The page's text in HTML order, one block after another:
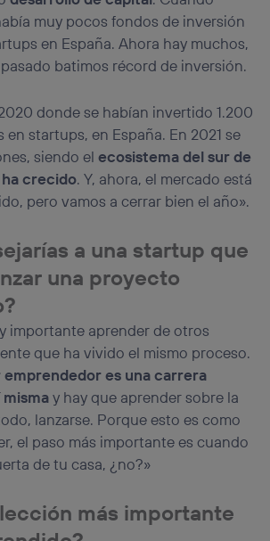
muy pocos fondos de inversión
en España. Ahora hay muchos,
batimos récord de inversión.
donde se habían invertido 1.200
en startups, en España. En 2021 se
siendo elecosistema del sur de
ha crecido. Y, ahora, el mercado está
pero vamos a cerrar bien el año».
a una startup que
una proyecto
importante aprender de otros
que ha vivido el mismo proceso.
emprendedor es una carrera
y hay que aprender sobre la
lanzarse. Porque esto es como
el paso más importante es cuando
de tu casa, ¿no?»
más importante